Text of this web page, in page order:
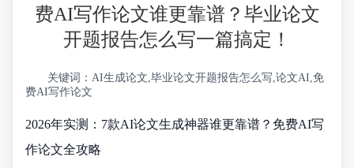
费AI写作论文谁更靠谱？毕业论文
开题报告怎么写一篇搞定！
关键词：AI生成论文,毕业论文开题报告怎么写,论文AI,免
费AI写作论文
2026年实测：7款AI论文生成神器谁更靠谱？免费AI写
作论文全攻略